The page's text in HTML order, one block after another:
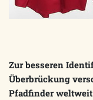
Zur besseren
Überbrückung
Pfadfinder